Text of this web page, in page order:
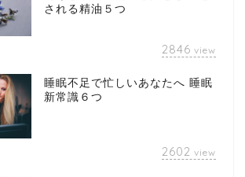
される精油５つ
2846 view
睡眠不足で忙しいあなたへ 睡眠
新常識６つ
2602 view